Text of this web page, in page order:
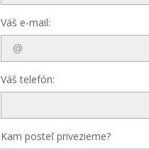
Váš e-mail:
Váš telefón:
Kam posteľ privezieme?